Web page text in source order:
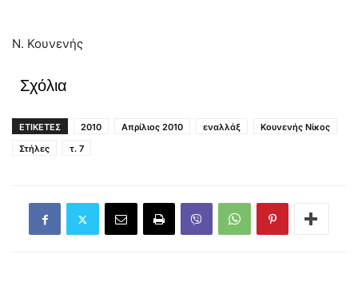
Ν. Κουνενής
Σχόλια
ΕΤΙΚΕΤΕΣ 2010 Απρίλιος 2010 εναλλάξ
Κουνενής Νίκος
Στήλες
τ. 7